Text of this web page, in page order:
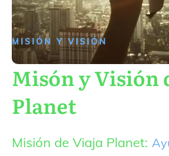
MISIÓN Y VISIÓN
Misón y Visión
Planet
Misión de Viaja Planet: